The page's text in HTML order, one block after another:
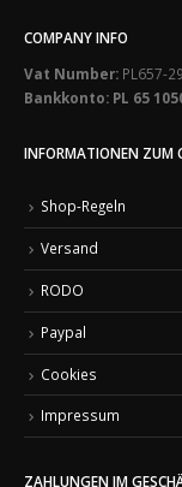
COMPANY INFO
Vat Number: PL657-
Bankkonto: PL 65
INFORMATIONEN ZUM
Shop-Regeln
Versand
RODO
Paypal
Cookies
Impressum
ZAHLUNGEN IM